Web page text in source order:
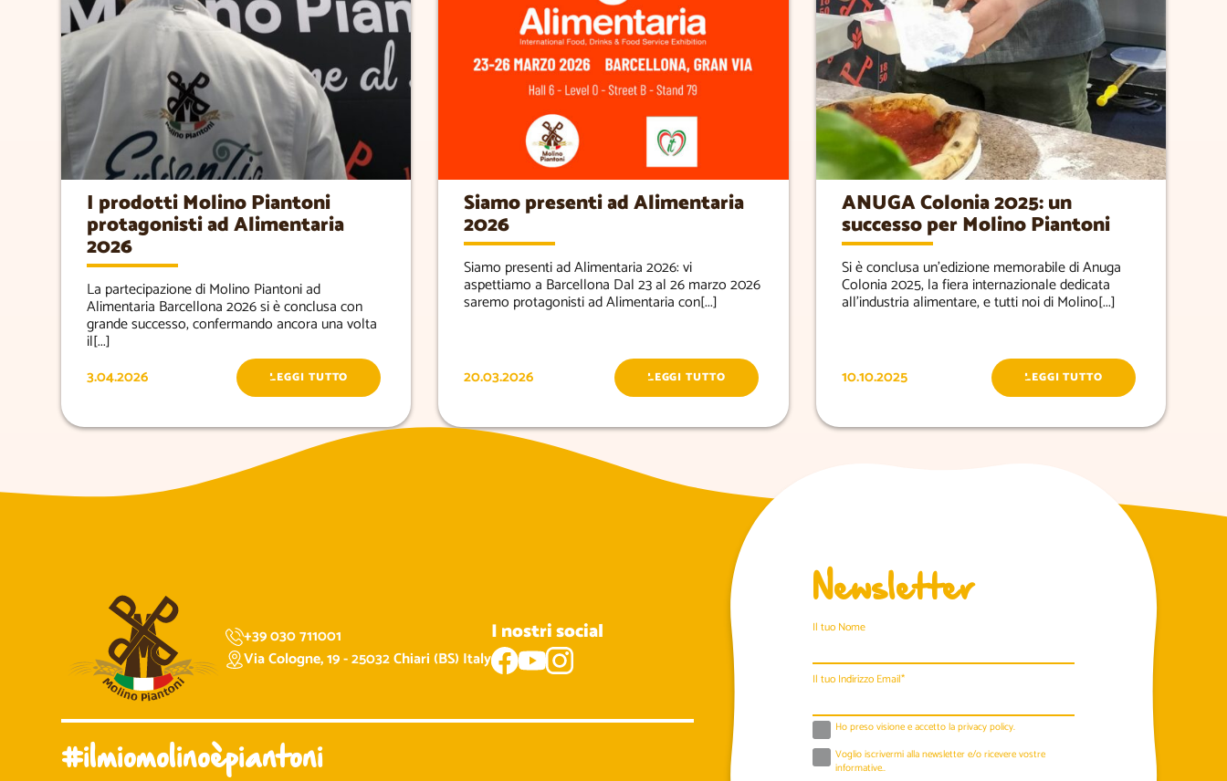
I prodotti Molino Piantoni
protagonisti ad Alimentaria
2026
La partecipazione di Molino Piantoni ad
Alimentaria Barcellona 2026 si è conclusa con
grande successo, confermando ancora una volta
il[...]
3.04.2026
LEGGI TUTTO
Siamo presenti ad Alimentaria
2026
Siamo presenti ad Alimentaria 2026: vi
aspettiamo a Barcellona Dal 23 al 26 marzo 2026
saremo protagonisti ad Alimentaria con[...]
20.03.2026 LEGGI TUTTO
ANUGA Colonia 2025: un
successo per Molino Piantoni
Si è conclusa un’edizione memorabile di Anuga
Colonia 2025, la fiera internazionale dedicata
all’industria alimentare, e tutti noi di Molino[...]
10.10.2025 LEGGI TUTTO
+39 030 711001
Via Cologne, 19 - 25032 Chiari (BS) Italy
I nostri social
#ilmiomolinoèpiantoni
Newsletter
Il tuo Nome
Il tuo Indirizzo Email*
Ho preso visione e accetto laprivacy policy.
Voglio iscrivermi alla newsletter e/o ricevere vostre
informative..